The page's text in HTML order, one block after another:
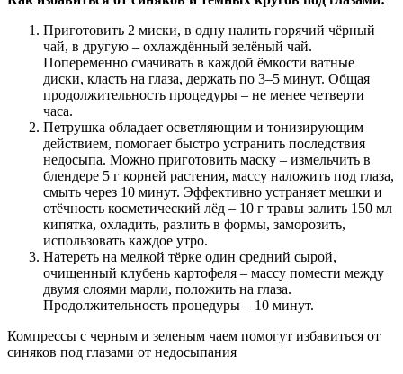
Приготовить 2 миски, в одну налить горячий чёрный
чай, в другую – охлаждённый зелёный чай.
Попеременно смачивать в каждой ёмкости ватные
диски, класть на глаза, держать по 3–5 минут. Общая
продолжительность процедуры – не менее четверти
часа.
Петрушка обладает осветляющим и тонизирующим
действием, помогает быстро устранить последствия
недосыпа. Можно приготовить маску – измельчить в
блендере 5 г корней растения, массу наложить под глаза,
смыть через 10 минут. Эффективно устраняет мешки и
отёчность косметический лёд – 10 г травы залить 150 мл
кипятка, охладить, разлить в формы, заморозить,
использовать каждое утро.
Натереть на мелкой тёрке один средний сырой,
очищенный клубень картофеля – массу помести между
двумя слоями марли, положить на глаза.
Продолжительность процедуры – 10 минут.
Компрессы с черным и зеленым чаем помогут избавиться от
синяков под глазами от недосыпания